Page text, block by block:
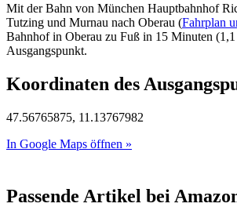
Mit der Bahn von München Hauptbahnhof
Tutzing und Murnau nach Oberau (Fahrplan
Bahnhof in Oberau zu Fuß in 15 Minuten
Ausgangspunkt.
Koordinaten des
47.56765875, 11.13767982
In Google Maps öffnen »
Passende Artikel bei